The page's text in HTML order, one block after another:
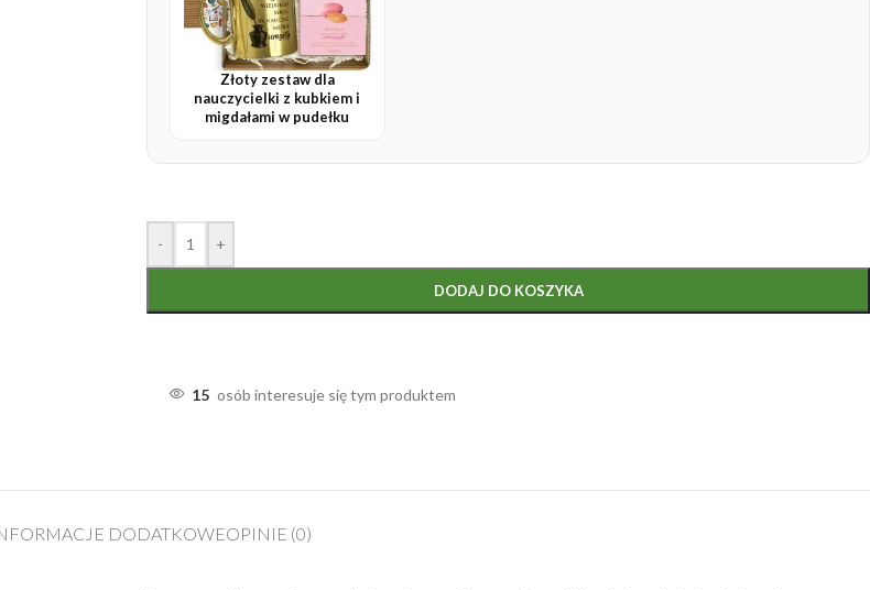
Złoty zestaw dla
nauczycielki z kubkiem i
migdałami w pudełku
- +
DODAJ DO KOSZYKA
15 osób interesuje się tym produktem
DODATKOWEOPINIE (0)